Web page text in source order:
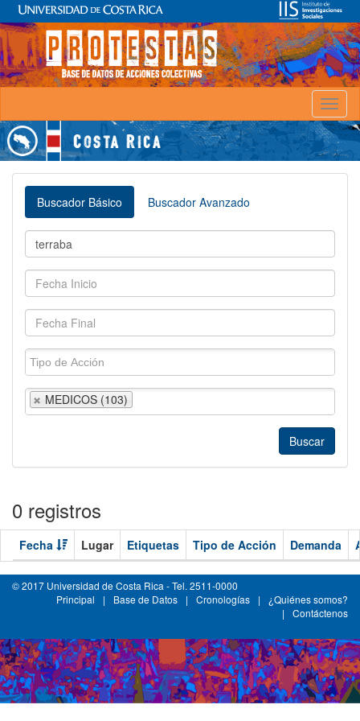
Buscador Básico Buscador Avanzado
MEDICOS (103)
0 registros
Fecha Lugar Etiquetas Tipo de Acción Demanda
© 2017 Universidad de Costa Rica - Tel. 2511-0000
Principal
| Base de Datos | Cronologías |
¿Quiénes somos?
|
Contáctenos